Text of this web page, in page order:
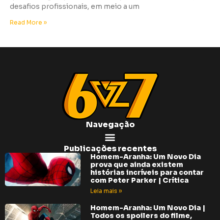
desafios profissionais, em meio a um
Read More »
Navegação
Publicações recentes
Homem-Aranha: Um Novo Dia
prova que ainda existem
histórias incríveis para contar
com Peter Parker | Crítica
Leia mais »
Homem-Aranha: Um Novo Dia |
Todos os spoilers do filme,